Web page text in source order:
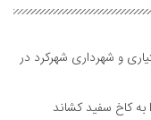
و شهرداری شهرکرد در
کاخ سفید کشاند